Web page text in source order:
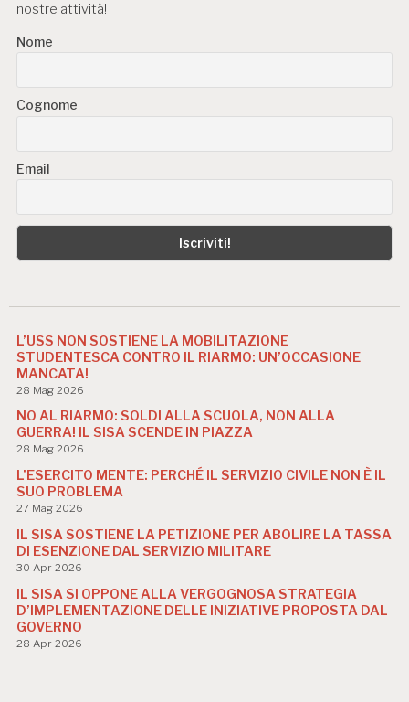
nostre attività!
Nome
Cognome
Email
L’USS NON SOSTIENE LA MOBILITAZIONE
STUDENTESCA CONTRO IL RIARMO: UN’OCCASIONE
MANCATA!
28 Mag 2026
NO AL RIARMO: SOLDI ALLA SCUOLA, NON ALLA
GUERRA! IL SISA SCENDE IN PIAZZA
28 Mag 2026
L’ESERCITO MENTE: PERCHÉ IL SERVIZIO CIVILE NON È IL
SUO PROBLEMA
27 Mag 2026
IL SISA SOSTIENE LA PETIZIONE PER ABOLIRE LA TASSA
DI ESENZIONE DAL SERVIZIO MILITARE
30 Apr 2026
IL SISA SI OPPONE ALLA VERGOGNOSA STRATEGIA
D’IMPLEMENTAZIONE DELLE INIZIATIVE PROPOSTA DAL
GOVERNO
28 Apr 2026